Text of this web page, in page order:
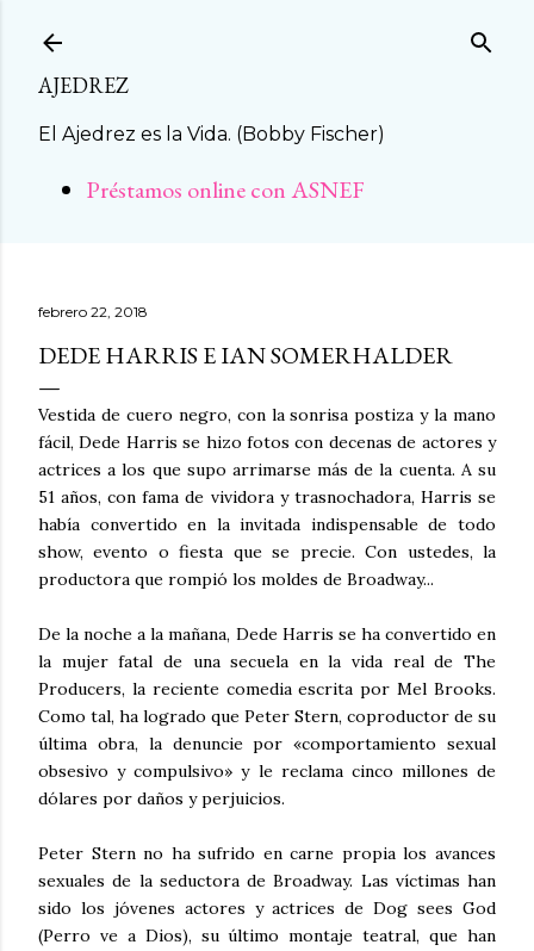
AJEDREZ
El Ajedrez es la Vida. (Bobby Fischer)
Préstamos online con ASNEF
febrero 22, 2018
DEDE HARRIS E IAN SOMERHALDER
Vestida de cuero negro, con la sonrisa postiza y la mano
fácil, Dede Harris se hizo fotos con decenas de actores y
actrices a los que supo arrimarse más de la cuenta. A su
51 años, con fama de vividora y trasnochadora, Harris se
había convertido en la invitada indispensable de todo
show, evento o fiesta que se precie. Con ustedes, la
productora que rompió los moldes de Broadway...
De la noche a la mañana, Dede Harris se ha convertido en
la mujer fatal de una secuela en la vida real de The
Producers, la reciente comedia escrita por Mel Brooks.
Como tal, ha logrado que Peter Stern, coproductor de su
última obra, la denuncie por «comportamiento sexual
obsesivo y compulsivo» y le reclama cinco millones de
dólares por daños y perjuicios.
Peter Stern no ha sufrido en carne propia los avances
sexuales de la seductora de Broadway. Las víctimas han
sido los jóvenes actores y actrices de Dog sees God
(Perro ve a Dios), su último montaje teatral, que han